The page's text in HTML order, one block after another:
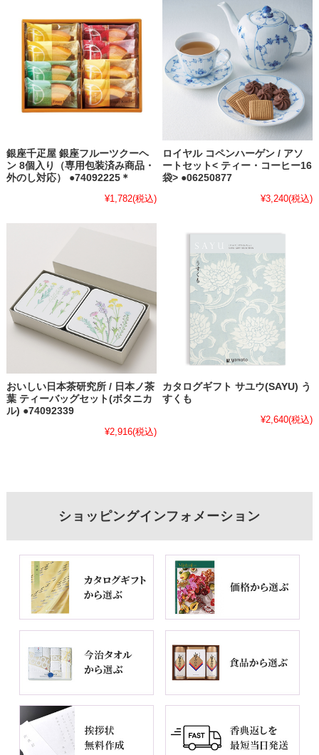
銀座千疋屋 銀座フルーツクーヘ
ン 8個入り（専用包装済み商品・
外のし対応） ●74092225＊
¥1,782(税込)
ロイヤル コペンハーゲン / アソ
ートセット< ティー・コーヒー16
袋> ●06250877
¥3,240(税込)
おいしい日本茶研究所 / 日本ノ茶
葉 ティーバッグセット(ボタニカ
ル) ●74092339
¥2,916(税込)
カタログギフト サユウ(SAYU) う
すくも
¥2,640(税込)
ショッピングインフォメーション